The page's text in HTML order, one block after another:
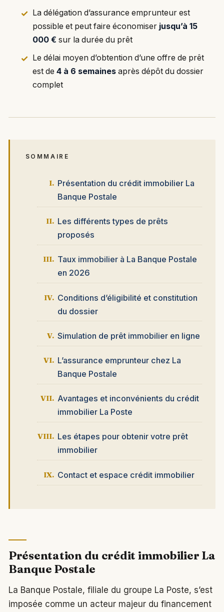
La délégation d’assurance emprunteur est
possible et peut faire économiser jusqu’à 15
000 € sur la durée du prêt
Le délai moyen d’obtention d’une offre de prêt
est de 4 à 6 semainesaprès dépôt du dossier
complet
SOMMAIRE
Présentation du crédit immobilier La
Banque Postale
Les différents types de prêts
proposés
Taux immobilier à La Banque Postale
en 2026
Conditions d’éligibilité et constitution
du dossier
Simulation de prêt immobilier en ligne
L’assurance emprunteur chez La
Banque Postale
Avantages et inconvénients du crédit
immobilier La Poste
Les étapes pour obtenir votre prêt
immobilier
Contact et espace crédit immobilier
Présentation du crédit immobilier La
Banque Postale
La Banque Postale, filiale du groupe La Poste, s’est
imposée comme un acteur majeur du financement